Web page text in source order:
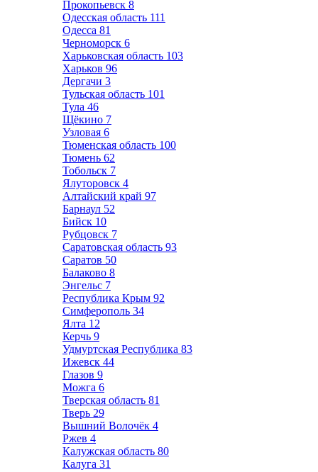
Прокопьевск 8
Одесская область 111
Одесса 81
Черноморск 6
Харьковская область 103
Харьков 96
Дергачи 3
Тульская область 101
Тула 46
Щёкино 7
Узловая 6
Тюменская область 100
Тюмень 62
Тобольск 7
Ялуторовск 4
Алтайский край 97
Барнаул 52
Бийск 10
Рубцовск 7
Саратовская область 93
Саратов 50
Балаково 8
Энгельс 7
Республика Крым 92
Симферополь 34
Ялта 12
Керчь 9
Удмуртская Республика 83
Ижевск 44
Глазов 9
Можга 6
Тверская область 81
Тверь 29
Вышний Волочёк 4
Ржев 4
Калужская область 80
Калуга 31